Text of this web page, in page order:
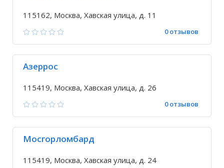
115162, Москва, Хавская улица, д. 11
0 отзывов
Азeррос
115419, Москва, Хавская улица, д. 26
0 отзывов
Мосгорломбард
115419, Москва, Хавская улица, д. 24